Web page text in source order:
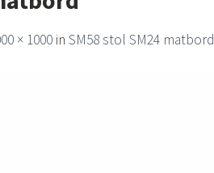
× 1000 in SM58 stol SM24 matbord